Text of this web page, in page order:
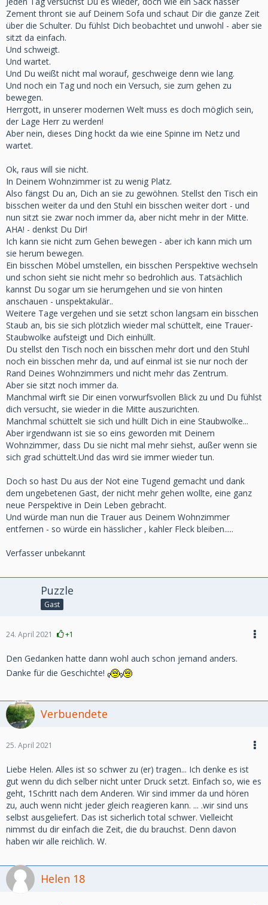
Zement thront sie auf Deinem Sofa und schaut Dir die ganze Zeit
über die Schulter. Du fühlst Dich beobachtet und unwohl - aber sie
sitzt da einfach.
Und schweigt.
Und wartet.
Und Du weißt nicht mal worauf, geschweige denn wie lang.
Und noch ein Tag und noch ein Versuch, sie zum gehen zu
bewegen.
Herrgott, in unserer modernen Welt muss es doch möglich sein,
der Lage Herr zu werden!
Aber nein, dieses Ding hockt da wie eine Spinne im Netz und
wartet.
Ok, raus will sie nicht.
In Deinem Wohnzimmer ist zu wenig Platz.
Also fängst Du an, Dich an sie zu gewöhnen. Stellst den Tisch ein
bisschen weiter da und den Stuhl ein bisschen weiter dort - und
nun sitzt sie zwar noch immer da, aber nicht mehr in der Mitte.
AHA! - denkst Du Dir!
Ich kann sie nicht zum Gehen bewegen - aber ich kann mich um
sie herum bewegen.
Ein bisschen Möbel umstellen, ein bisschen Perspektive wechseln
und schon sieht sie nicht mehr so bedrohlich aus. Tatsächlich
kannst Du sogar um sie herumgehen und sie von hinten
anschauen - unspektakulär..
Weitere Tage vergehen und sie setzt schon langsam ein bisschen
Staub an, bis sie sich plötzlich wieder mal schüttelt, eine Trauer-
Staubwolke aufsteigt und Dich einhüllt.
Du stellst den Tisch noch ein bisschen mehr dort und den Stuhl
noch ein bisschen mehr da, und auf einmal ist sie nur noch der
Rand Deines Wohnzimmers und nicht mehr das Zentrum.
Aber sie sitzt noch immer da.
Manchmal wirft sie Dir einen vorwurfsvollen Blick zu und Du fühlst
dich versucht, sie wieder in die Mitte auszurichten.
Manchmal schüttelt sie sich und hüllt Dich in eine Staubwolke...
Aber irgendwann ist sie so eins geworden mit Deinem
Wohnzimmer, dass Du sie nicht mal mehr siehst, außer wenn sie
sich grad schüttelt.Und das wird sie immer wieder tun.
Doch so hast Du aus der Not eine Tugend gemacht und dank
dem ungebetenen Gast, der nicht mehr gehen wollte, eine ganz
neue Perspektive in Dein Leben gebracht.
Und würde man nun die Trauer aus Deinem Wohnzimmer
entfernen - so würde ein hässlicher , kahler Fleck bleiben.....
Verfasser unbekannt
Puzzle
Gast
24. April 2021 +1
Den Gedanken hatte dann wohl auch schon jemand anders.
Danke für die Geschichte!
Verbuendete
25. April 2021
Liebe Helen. Alles ist so schwer zu (er) tragen... Ich denke es ist
gut wenn du dich selber nicht unter Druck setzt. Einfach so, wie es
geht, 1Schritt nach dem Anderen. Wir sind immer da und hören
zu, auch wenn nicht jeder gleich reagieren kann. ... .wir sind uns
selbst ausgeliefert. Das ist sicherlich total schwer. Vielleicht
nimmst du dir einfach die Zeit, die du brauchst. Denn davon
haben wir alle reichlich. W.
Helen 18